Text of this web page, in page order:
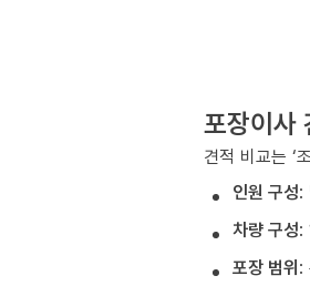
포장이사
견적 비교는 ‘
인원 구성:
차량 구성:
포장 범위: